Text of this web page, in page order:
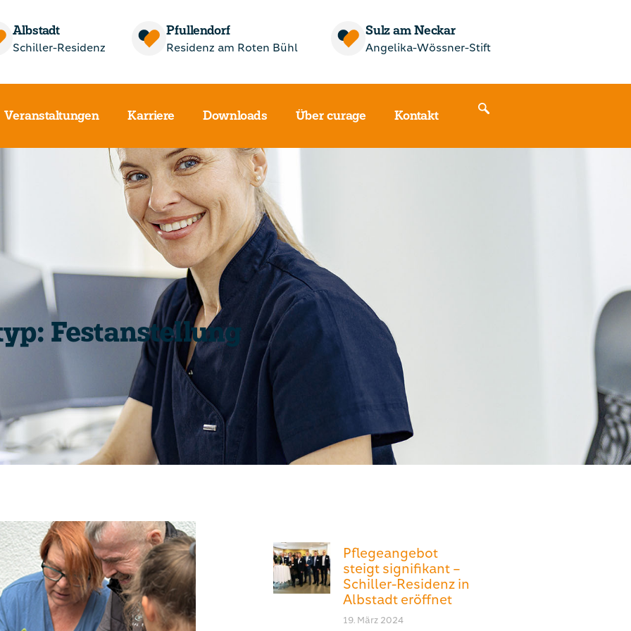
Albstadt
Schiller-Residenz
Pfullendorf
Residenz am Roten Bühl
Sulz am Neckar
Angelika-Wössner-Stift
Veranstaltungen Karriere Downloads Über curage Kontakt
Festanstellung
Pflegeangebot
steigt signifikant –
Schiller-Residenz in
Albstadt eröffnet
19. März 2024